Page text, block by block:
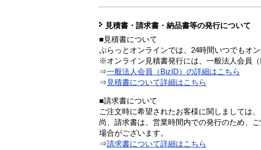
見積書・請求書・納品書等の発行について
■見積書について
ぷらっとオンラインでは、24時間いつでもオ
※オンライン見積書発行には、一般法人会員（
⇒一般法人会員（BizID）の詳細はこちら
⇒ 見積書について詳細はこちら
■請求書について
ご注文時に希望されたお客様に関しましては
尚、請求書は、営業時間内での発行のため、
場合がございます。
⇒請求書について詳細はこちら